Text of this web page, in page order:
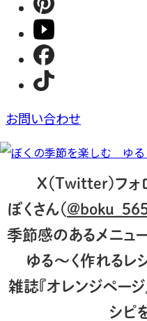
お問い合わせ
X（Twitter)フォ
ぼくさん（
季節感のあるメニュ
ゆる～く作れるレ
雑誌『オレンジペー
シピ